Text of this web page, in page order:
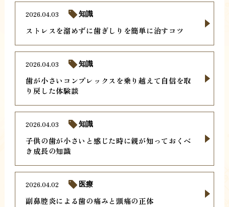
ストレスを溜めずに歯ぎしりを簡単に治すコツ
2026.04.03 知識
歯が小さいコンプレックスを乗り越えて自信を取
り戻した体験談
2026.04.03 知識
子供の歯が小さいと感じた時に親が知っておくべ
き成長の知識
2026.04.03 知識
副鼻腔炎による歯の痛みと頭痛の正体
2026.04.02 医療